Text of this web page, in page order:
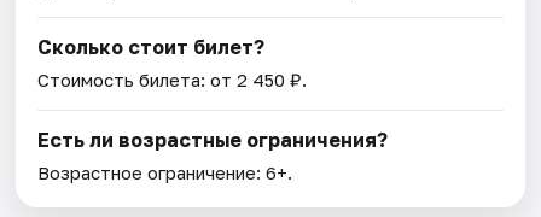
Сколько стоит билет?
Стоимость билета: от 2 450 ₽.
Есть ли возрастные ограничения?
Возрастное ограничение: 6+.